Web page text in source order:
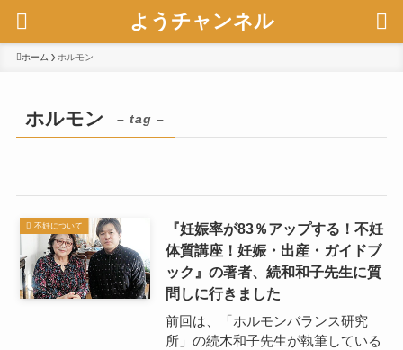
ようチャンネル
ホーム ホルモン
ホルモン – tag –
不妊について
『妊娠率が83％アップする！不妊
体質講座！妊娠・出産・ガイドブ
ック』の著者、続和和子先生に質
問しに行きました
前回は、「ホルモンバランス研究
所」の続木和子先生が執筆している